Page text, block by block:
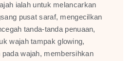
ialah untuk melancarkan
pusat saraf, mengecilkan
tanda-tanda penuaan,
wajah tampak glowing,
wajah, membersihkan